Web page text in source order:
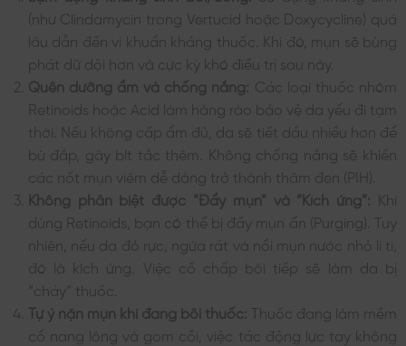
(như Clindamycin trong Vertucid hoặc Doxycycline) quá
lâu dẫn đến vi khuẩn kháng thuốc. Khi đó, mụn sẽ bùng
phát dữ dội hơn và cực kỳ khó điều trị sau này.
Quên dưỡng ẩm và chống nắng: Các loại thuốc nhóm
Retinoids hoặc Acid làm hàng rào bảo vệ da yếu đi tạm
thời. Nếu không cấp ẩm đủ, da sẽ tiết dầu nhiều hơn để
bù đắp, gây bít tắc thêm. Không chống nắng sẽ khiến
các nốt mụn viêm dễ dàng trở thành thâm đen (PIH).
Không phân biệt được “Đẩy mụn” và “Kích ứng”:
Khi
dùng Retinoids, bạn có thể bị đẩy mụn ẩn (Purging). Tuy
nhiên, nếu da đỏ rực, ngứa rát và nổi mụn nước nhỏ li ti,
đó là kích ứng. Việc cố chấp bôi tiếp sẽ làm da bị
“cháy” thuốc.
Tự ý nặn mụn khi đang bôi thuốc: Thuốc đang làm mềm
cổ nang lông và gom cồi, việc tác động lực tay không